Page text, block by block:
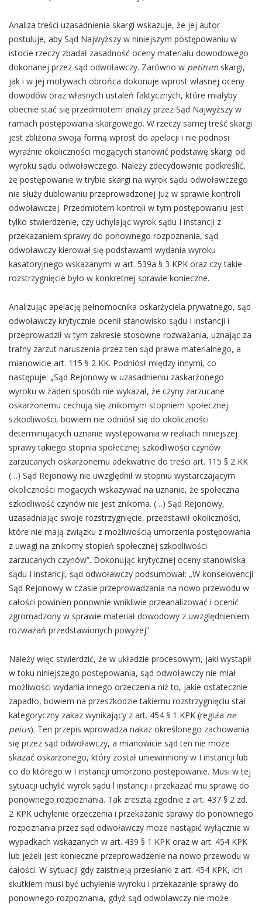
Analiza treści uzasadnienia skargi wskazuje, że jej autor
postuluje, aby Sąd Najwyższy w niniejszym postępowaniu w
istocie rzeczy zbadał zasadność oceny materiału dowodowego
dokonanej przez sąd odwoławczy. Zarówno w petitum skargi,
jak i w jej motywach obrońca dokonuje wprost własnej oceny
dowodów oraz własnych ustaleń faktycznych, które miałyby
obecnie stać się przedmiotem analizy przez Sąd Najwyższy w
ramach postępowania skargowego. W rzeczy samej treść skargi
jest zbliżona swoją formą wprost do apelacji i nie podnosi
wyraźnie okoliczności mogących stanowić podstawę skargi od
wyroku sądu odwoławczego. Należy zdecydowanie podkreślić,
że postępowanie w trybie skargi na wyrok sądu odwoławczego
nie służy dublowaniu przeprowadzonej już w sprawie kontroli
odwoławczej. Przedmiotem kontroli w tym postępowaniu jest
tylko stwierdzenie, czy uchylając wyrok sądu I instancji z
przekazaniem sprawy do ponownego rozpoznania, sąd
odwoławczy kierował się podstawami wydania wyroku
kasatoryjnego wskazanymi w art. 539a § 3 KPK oraz czy takie
rozstrzygnięcie było w konkretnej sprawie konieczne.
Analizując apelację pełnomocnika oskarżyciela prywatnego, sąd
odwoławczy krytycznie ocenił stanowisko sądu I instancji i
przeprowadził w tym zakresie stosowne rozważania, uznając za
trafny zarzut naruszenia przez ten sąd prawa materialnego, a
mianowicie art. 115 § 2 KK. Podniósł między innymi, co
następuje: „Sąd Rejonowy w uzasadnieniu zaskarżonego
wyroku w żaden sposób nie wykazał, że czyny zarzucane
oskarżonemu cechują się znikomym stopniem społecznej
szkodliwości, bowiem nie odniósł się do okoliczności
determinujących uznanie występowania w realiach niniejszej
sprawy takiego stopnia społecznej szkodliwości czynów
zarzucanych oskarżonemu adekwatnie do treści art. 115 § 2 KK
(…) Sąd Rejonowy nie uwzględnił w stopniu wystarczającym
okoliczności mogących wskazywać na uznanie, że społeczna
szkodliwość czynów nie jest znikoma. (…) Sąd Rejonowy,
uzasadniając swoje rozstrzygnięcie, przedstawił okoliczności,
które nie mają związku z możliwością umorzenia postępowania
z uwagi na znikomy stopień społecznej szkodliwości
zarzucanych czynów”. Dokonując krytycznej oceny stanowiska
sądu I instancji, sąd odwoławczy podsumował: „W konsekwencji
Sąd Rejonowy w czasie przeprowadzania na nowo przewodu w
całości powinien ponownie wnikliwie przeanalizować i ocenić
zgromadzony w sprawie materiał dowodowy z uwzględnieniem
rozważań przedstawionych powyżej”.
Należy więc stwierdzić, że w układzie procesowym, jaki wystąpił
w toku niniejszego postępowania, sąd odwoławczy nie miał
możliwości wydania innego orzeczenia niż to, jakie ostatecznie
zapadło, bowiem na przeszkodzie takiemu rozstrzygnięciu stał
kategoryczny zakaz wynikający z art. 454 § 1 KPK (reguła ne
peius). Ten przepis wprowadza nakaz określonego zachowania
się przez sąd odwoławczy, a mianowicie sąd ten nie może
skazać oskarżonego, który został uniewinniony w I instancji lub
co do którego w I instancji umorzono postępowanie. Musi w tej
sytuacji uchylić wyrok sądu l instancji i przekazać mu sprawę do
ponownego rozpoznania. Tak zresztą zgodnie z art. 437 § 2 zd.
2 KPK uchylenie orzeczenia i przekazanie sprawy do ponownego
rozpoznania przez sąd odwoławczy może nastąpić wyłącznie w
wypadkach wskazanych w art. 439 § 1 KPK oraz w art. 454 KPK
lub jeżeli jest konieczne przeprowadzenie na nowo przewodu w
całości. W sytuacji gdy zaistnieją przesłanki z art. 454 KPK, ich
skutkiem musi być uchylenie wyroku i przekazanie sprawy do
ponownego rozpoznania, gdyż sąd odwoławczy nie może